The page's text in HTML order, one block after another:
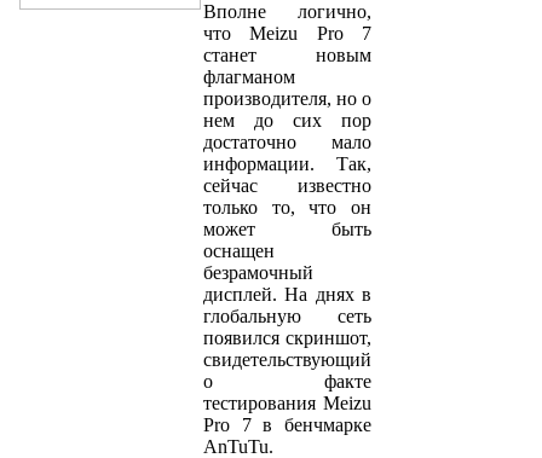
Вполне логично,
что Meizu Pro 7
станет новым
флагманом
производителя, но о
нем до сих пор
достаточно мало
информации. Так,
сейчас известно
только то, что он
может быть
оснащен
безрамочный
дисплей. На днях в
глобальную сеть
появился скриншот,
свидетельствующий
о факте
тестирования Meizu
Pro 7 в бенчмарке
AnTuTu.